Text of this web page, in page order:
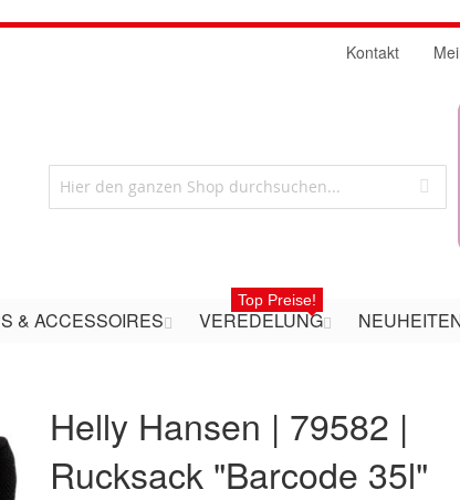
Kontakt
& ACCESSOIRES VEREDELUNG
Top Preise!
Helly Hansen | 79582 |
Rucksack "Barcode 35l"